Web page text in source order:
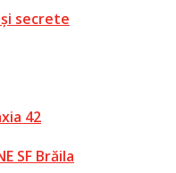
secrete
42
SF Brăila